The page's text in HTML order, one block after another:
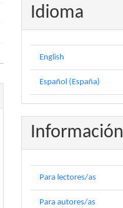
Idioma
English
Español (España)
Información
Para lectores/as
Para autores/as